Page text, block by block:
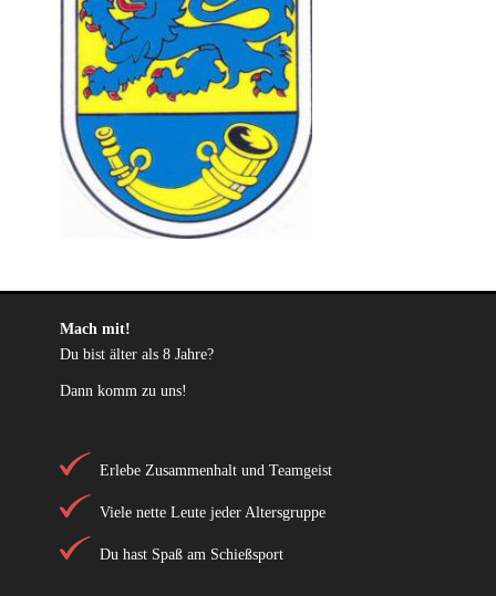
Mach mit!
Du bist älter als 8 Jahre?
Dann komm zu uns!
Erlebe Zusammenhalt und Teamgeist
Viele nette Leute jeder Altersgruppe
Du hast Spaß am Schießsport